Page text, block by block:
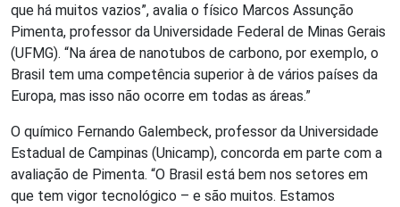
que há muitos vazios”, avalia o físico Marcos Assunção
Pimenta, professor da Universidade Federal de Minas Gerais
(UFMG). “Na área de nanotubos de carbono, por exemplo, o
Brasil tem uma competência superior à de vários países da
Europa, mas isso não ocorre em todas as áreas.”
O químico Fernando Galembeck, professor da Universidade
Estadual de Campinas (Unicamp), concorda em parte com a
avaliação de Pimenta. “O Brasil está bem nos setores em
que tem vigor tecnológico – e são muitos. Estamos